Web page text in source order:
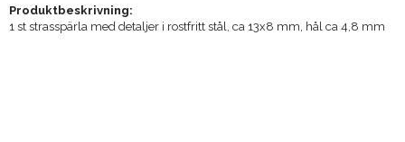
Produktbeskrivning:
1 st strasspärla med detaljer i rostfritt stål, ca 13x8 mm, hål ca 4,8 mm